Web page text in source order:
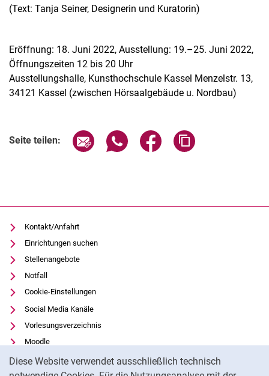
Diese Website verwendet ausschließlich technisch
(Text: Tanja Seiner, Designerin und Kuratorin)
Eröffnung: 18. Juni 2022, Ausstellung: 19.–25. Juni 2022,
Öffnungszeiten 12 bis 20 Uhr
Ausstellungshalle, Kunsthochschule Kassel Menzelstr. 13,
34121 Kassel (zwischen Hörsaalgebäude u. Nordbau)
Seite teilen: Seite über E-Mail teilen
Seite über WhatsApp teilen
Seite über Facebook
Kontakt/Anfahrt
Einrichtungen suchen
Stellenangebote
Notfall
Cookie-Einstellungen
Social Media Kanäle
Vorlesungsverzeichnis
Moodle
Panopto
Universitätsbibliothek